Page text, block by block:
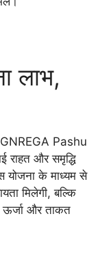
लाभ,
Pashu
और समृद्धि
योजना के माध्यम से
मिलेगी, बल्कि
ऊर्जा और ताकत